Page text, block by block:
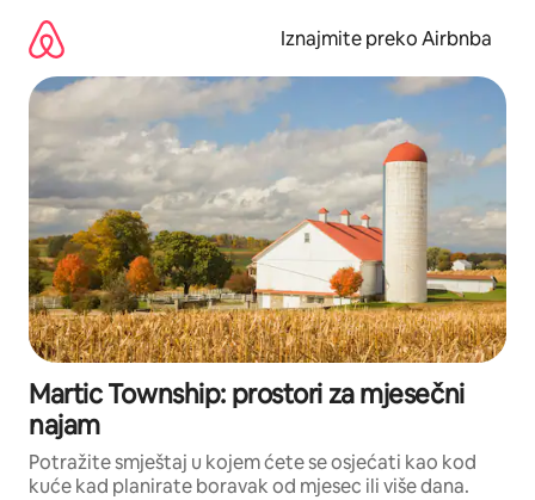
sadržaj
Iznajmite preko Airbnba
Martic Township: prostori za mjesečni
najam
Potražite smještaj u kojem ćete se osjećati kao kod
kuće kad planirate boravak od mjesec ili više dana.